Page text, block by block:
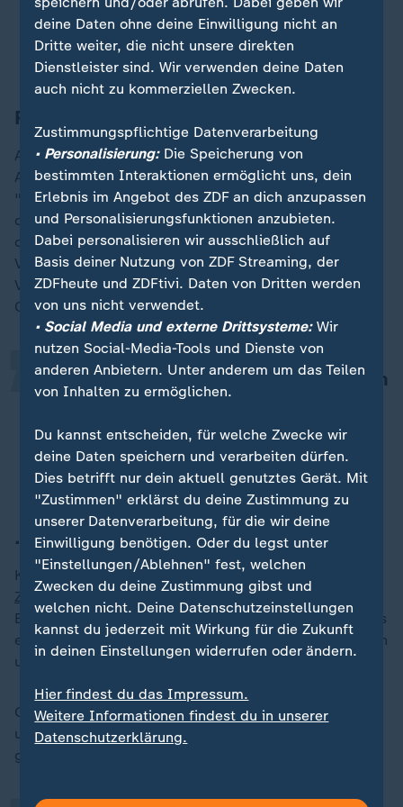
Woche Donnerstag.
... über weitere Sanktionen gegen
Russland:
Aus Sicht von Kanzler Merz könne man den russischen
Angriffskrieg auf dieUkraine nur über einen
"wirtschaftlichen Zwang" auf Russland beenden. "Um
diesen Zwang auszuüben, haben nur zwei Länder auf
der Welt in der Hand", so Merz. "Das eine Land ist die
Volksrepublik China und das andere sind die
Vereinigten Staaten von Amerika. Die Volksrepublik
China wird das nicht tun."
Es bleibt also die Vereinigten Staaten
von Amerika, die sollten es tun und
dazu ermutigen wir und ermuntern
wir den amerikanischen Präsidenten.
„
... über den Zollstreit mit den USA:
Kanzler Merz zeigt sich zuversichtlich, dass es im
Zollstreitzu einer Einigung zwischen den USA und
Europa kommen wird. "Ich bin zuversichtlich, dass uns
ein Abkommen gelingt", sagte er im ZDF. "Wir bewegen
uns in kleinen Schritten nach vorne."
Gleichzeitig machte er deutlich, dass es "kein sehr
umfassendes Abkommen" sein werde und nur wenige
große Branchen betreffen wird.
„
deine Daten ohne deine Einwilligung nicht an
Dritte weiter, die nicht unsere direkten
Dienstleister sind. Wir verwenden deine Daten
auch nicht zu kommerziellen Zwecken.
Zustimmungspflichtige Datenverarbeitung
• Personalisierung:Die Speicherung von
bestimmten Interaktionen ermöglicht uns, dein
Erlebnis im Angebot des ZDF an dich anzupassen
und Personalisierungsfunktionen anzubieten.
Dabei personalisieren wir ausschließlich auf
Basis deiner Nutzung von ZDF Streaming, der
ZDFheute und ZDFtivi. Daten von Dritten werden
von uns nicht verwendet.
• Social Media und externe Drittsysteme:Wir
nutzen Social-Media-Tools und Dienste von
anderen Anbietern. Unter anderem um das Teilen
von Inhalten zu ermöglichen.
Du kannst entscheiden, für welche Zwecke wir
deine Daten speichern und verarbeiten dürfen.
Dies betrifft nur dein aktuell genutztes Gerät. Mit
"Zustimmen" erklärst du deine Zustimmung zu
unserer Datenverarbeitung, für die wir deine
Einwilligung benötigen. Oder du legst unter
"Einstellungen/Ablehnen" fest, welchen
Zwecken du deine Zustimmung gibst und
welchen nicht. Deine Datenschutzeinstellungen
kannst du jederzeit mit Wirkung für die Zukunft
in deinen Einstellungen widerrufen oder ändern.
Hier findest du das Impressum.
Weitere Informationen findest du in unserer
Datenschutzerklärung.